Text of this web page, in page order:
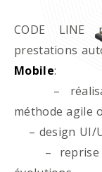
CODE
prestations
Mobile:
–
méthode agile
– design UI/
– reprise